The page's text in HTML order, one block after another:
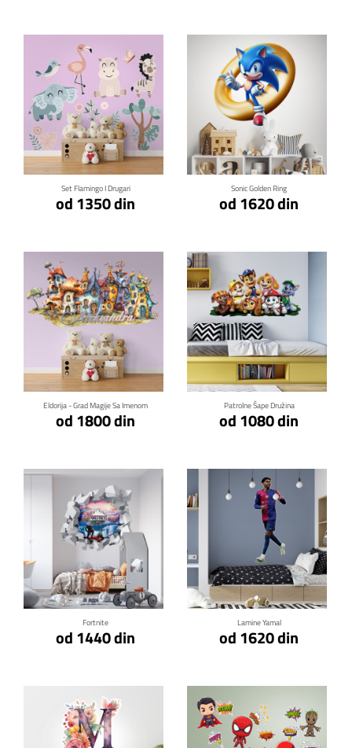
Set Flamingo I Drugari
od 1350 din
Klikni za detalje
Sonic Golden Ring
od 1620 din
Klikni za detalje
Eldorija - Grad Magije Sa Imenom
od 1800 din
Klikni za detalje
Patrolne Šape Družina
od 1080 din
Klikni za detalje
Fortnite
od 1440 din
Klikni za detalje
Lamine Yamal
od 1620 din
Klikni za detalje